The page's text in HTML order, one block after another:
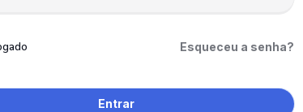
Esqueceu a senha?
Entrar